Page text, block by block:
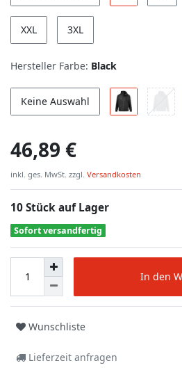
XXL 3XL
Hersteller Farbe: Black
Keine Auswahl
46,89 €
inkl. ges. MwSt. zzgl. Versandkosten
10 Stück auf Lager
Sofort versandfertig
In den
Wunschliste
Lieferzeit anfragen